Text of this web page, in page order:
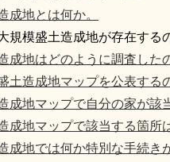
成地とは何か。
規模盛土造成地が存在す
成地はどのように調査した
土造成地マップを公表する
成地マップで自分の家が該
成地マップで該当する箇所
成地では何か特別な手続き